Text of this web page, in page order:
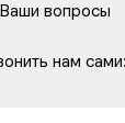
вопросы
нам